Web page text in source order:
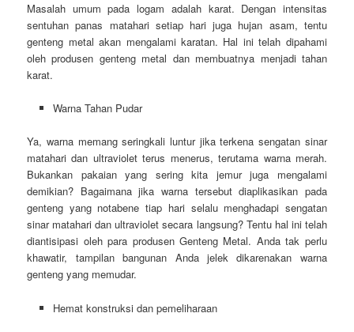
Masalah umum pada logam adalah karat. Dengan intensitas
sentuhan panas matahari setiap hari juga hujan asam, tentu
genteng metal akan mengalami karatan. Hal ini telah dipahami
oleh produsen genteng metal dan membuatnya menjadi tahan
karat.
Warna Tahan Pudar
Ya, warna memang seringkali luntur jika terkena sengatan sinar
matahari dan ultraviolet terus menerus, terutama warna merah.
Bukankan pakaian yang sering kita jemur juga mengalami
demikian? Bagaimana jika warna tersebut diaplikasikan pada
genteng yang notabene tiap hari selalu menghadapi sengatan
sinar matahari dan ultraviolet secara langsung? Tentu hal ini telah
diantisipasi oleh para produsen Genteng Metal. Anda tak perlu
khawatir, tampilan bangunan Anda jelek dikarenakan warna
genteng yang memudar.
Hemat konstruksi dan pemeliharaan